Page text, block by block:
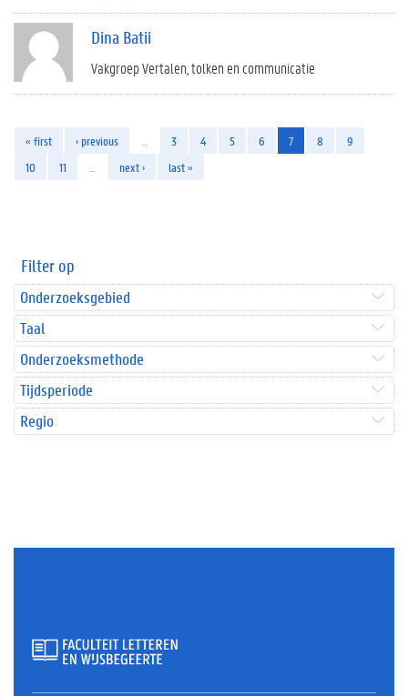
Dina Batii
Vakgroep Vertalen, tolken en communicatie
« first ‹ previous 3 4 5 6 7 8
9
10
11 next › last »
Filter op
Onderzoeksgebied
Taal
Onderzoeksmethode
Tijdsperiode
Regio